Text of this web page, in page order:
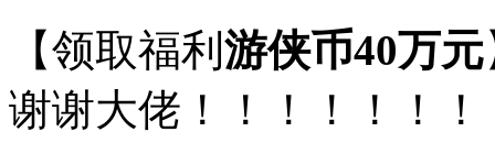
【领取福利 游侠币40万元
谢谢大佬！！！！！！！